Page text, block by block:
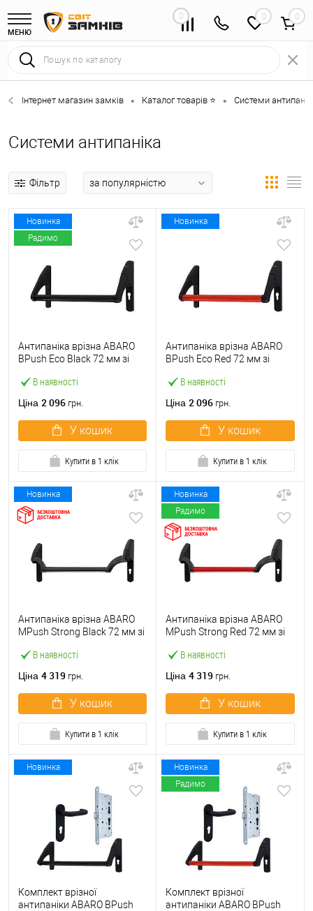
МЕНЮ
0 0
Інтернет магазин замків • Каталог товарів ⭐ • Системи
Системи антипаніка
Фільтр
Новинка
Радимо
В наявності
Антипаніка врізна ABARO
BPush Eco Black 72 мм зі
Ціна 2 096 грн.
У кошик
Купити в 1 клік
Новинка
В наявності
Антипаніка врізна ABARO
BPush Eco Red 72 мм зі
Ціна 2 096 грн.
У кошик
Купити в 1 клік
Новинка
В наявності
Антипаніка врізна ABARO
МPush Strong Black 72 мм зі
Ціна 4 319 грн.
У кошик
Купити в 1 клік
Новинка
Радимо
В наявності
Антипаніка врізна ABARO
МPush Strong Red 72 мм зі
Ціна 4 319 грн.
У кошик
Купити в 1 клік
Новинка
Комплект врізної
антипаніки ABARO BPush
Новинка
Радимо
Комплект врізної
антипаніки ABARO BPush